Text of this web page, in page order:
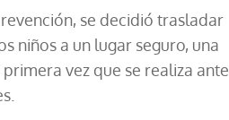
se decidió trasladar
niños a un lugar seguro, una
vez que se realiza ante